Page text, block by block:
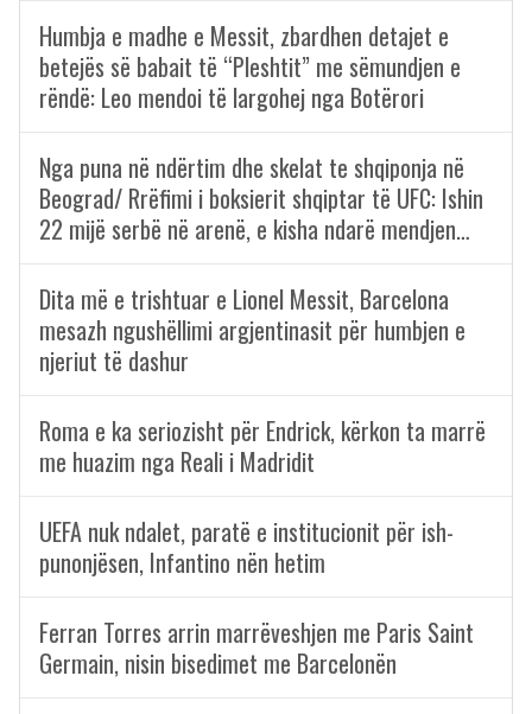
Humbja e madhe e Messit, zbardhen detajet e
betejës së babait të “Pleshtit” me sëmundjen e
rëndë: Leo mendoi të largohej nga Botërori
Nga puna në ndërtim dhe skelat te shqiponja në
Beograd/ Rrëfimi i boksierit shqiptar të UFC: Ishin
22 mijë serbë në arenë, e kisha ndarë mendjen…
Dita më e trishtuar e Lionel Messit, Barcelona
mesazh ngushëllimi argjentinasit për humbjen e
njeriut të dashur
Roma e ka seriozisht për Endrick, kërkon ta marrë
me huazim nga Reali i Madridit
UEFA nuk ndalet, paratë e institucionit për ish-
punonjësen, Infantino nën hetim
Ferran Torres arrin marrëveshjen me Paris Saint
Germain, nisin bisedimet me Barcelonën